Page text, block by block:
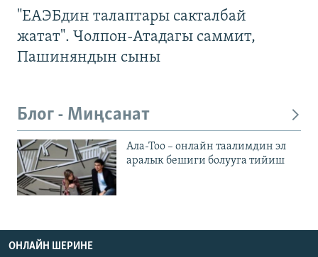
"ЕАЭБдин талаптары сакталбай
жатат". Чолпон-Атадагы саммит,
Пашиняндын сыны
Блог - Миңсанат
Ала-Тоо – онлайн таалимдин эл
аралык бешиги болууга тийиш
ОНЛАЙН ШЕРИНЕ